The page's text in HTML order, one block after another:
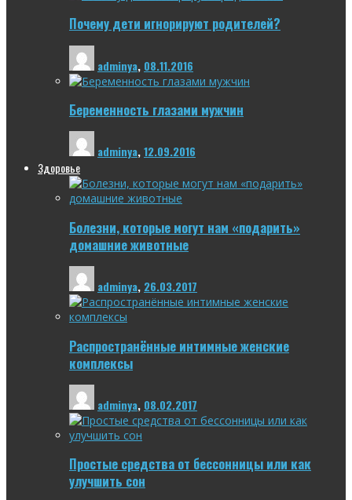
Почему дети игнорируют родителей?
adminya, 08.11.2016
Беременность глазами мужчин
adminya,12.09.2016
Здоровье
Болезни, которые могут нам «подарить»
домашние животные
adminya, 26.03.2017
Распространённые интимные женские
комплексы
adminya, 08.02.2017
Простые средства от бессонницы или как
улучшить сон